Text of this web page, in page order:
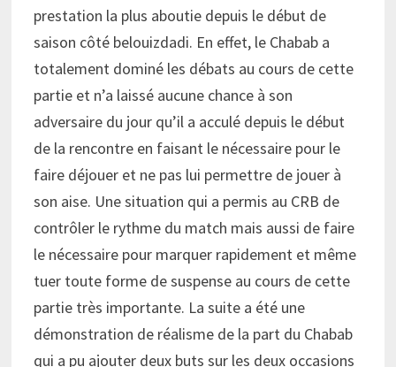
prestation la plus aboutie depuis le début de
saison côté belouizdadi. En effet, le Chabab a
totalement dominé les débats au cours de cette
partie et n’a laissé aucune chance à son
adversaire du jour qu’il a acculé depuis le début
de la rencontre en faisant le nécessaire pour le
faire déjouer et ne pas lui permettre de jouer à
son aise. Une situation qui a permis au CRB de
contrôler le rythme du match mais aussi de faire
le nécessaire pour marquer rapidement et même
tuer toute forme de suspense au cours de cette
partie très importante. La suite a été une
démonstration de réalisme de la part du Chabab
qui a pu ajouter deux buts sur les deux occasions